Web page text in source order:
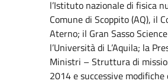
l’Istituto nazionale di fisica
Comune di Scoppito (AQ), il
Aterno; il Gran Sasso
l’Università di L’Aquila; la
Ministri – Struttura di
2014 e successive